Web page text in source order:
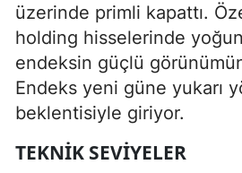
üzerinde primli kapattı.
holding hisselerinde
endeksin güçlü
Endeks yeni güne yukarı
beklentisiyle giriyor.
TEKNIK SEVIYELER